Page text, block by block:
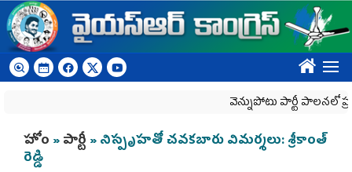
Skip to main content
????
వెన్నుపోటు పార్టీ పాలనలో
You are here
హోం »పార్టీ » నిస్పృహతో చవకబారు విమర్శలు: శ్రీకాంత్
రెడ్డి